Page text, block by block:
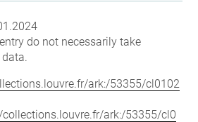
do not necessarily take
ark:/53355/cl0102
collections.louvre.fr/ark:/53355/cl0